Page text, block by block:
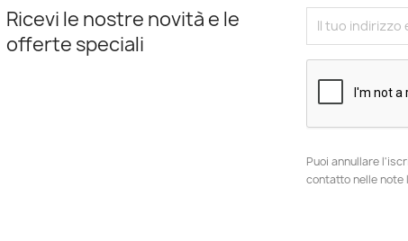
Ricevi le nostre novità e le
offerte speciali
Puoi annullare
contatto nelle note